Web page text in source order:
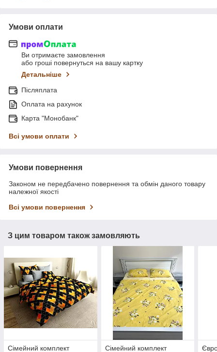
Умови оплати
Ви отримаєте замовлення
або гроші повернуться на вашу картку
Детальніше
Післяплата
Оплата на рахунок
Карта "Монобанк"
Всі умови оплати
Умови повернення
Законом не передбачено повернення та обмін даного товару
належної якості
Всі умови повернення
З цим товаром також замовляють
Сімейний комплект
Сімейний комплект